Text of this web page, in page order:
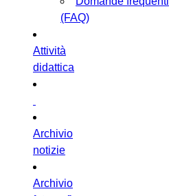
(FAQ)
Attività
didattica
Archivio
notizie
Archivio